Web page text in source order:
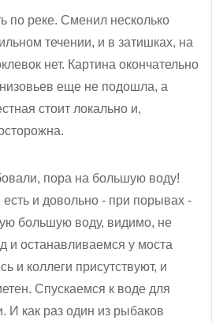
по реке. Сменил несколько
течении, и в затишках, на
нет. Картина окончательно
еще не подошла, а
стоит локально и,
пора на большую воду!
есть и довольно - при порывах -
большую воду, видимо, не
и останавливаемся у моста
и коллеги присутствуют, и
Спускаемся к воде для
И как раз один из рыбаков